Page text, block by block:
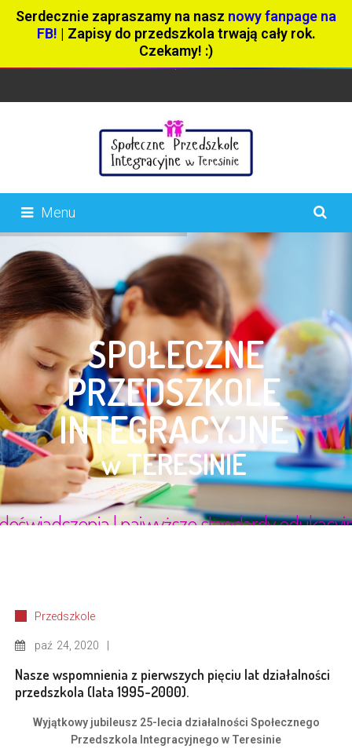
Serdecznie zapraszamy na nasz nowy fanpage na
FB! | Zapisy do przedszkola trwają cały rok.
Czekamy! :)
Menu
Przedszkole
paź 24, 2020
Nasze wspomnienia z pierwszych pięciu lat działalności
przedszkola (lata 1995-2000).
Wyjątkowy jubileusz 25-lecia działalności Społecznego
Przedszkola Integracyjnego w Teresinie